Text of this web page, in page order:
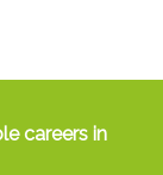
careers in